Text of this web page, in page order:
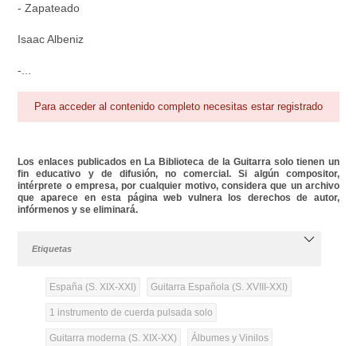
- Zapateado
Isaac Albeniz
-...
Para acceder al contenido completo necesitas estar registrado
Los enlaces publicados en La Biblioteca de la Guitarra solo tienen un
fin educativo y de difusión, no comercial. Si algún compositor,
intérprete o empresa, por cualquier motivo, considera que un archivo
que aparece en esta página web vulnera los derechos de autor,
infórmenos y se eliminará.
Etiquetas
España (S. XIX-XXI) Guitarra Española (S. XVIII-XXI)
1 instrumento de cuerda pulsada solo
Guitarra moderna (S. XIX-XX) Álbumes y Vinilos